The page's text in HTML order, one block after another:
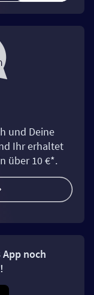
und Deine
Ihr erhaltet
über 10 €*.
noch